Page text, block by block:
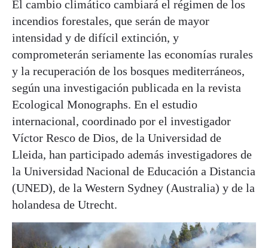
El cambio climático cambiará el régimen de los
incendios forestales, que serán de mayor
intensidad y de difícil extinción, y
comprometerán seriamente las economías rurales
y la recuperación de los bosques mediterráneos,
según una investigación publicada en la revista
Ecological Monographs. En el estudio
internacional, coordinado por el investigador
Víctor Resco de Dios, de la Universidad de
Lleida, han participado además investigadores de
la Universidad Nacional de Educación a Distancia
(UNED), de la Western Sydney (Australia) y de la
holandesa de Utrecht.